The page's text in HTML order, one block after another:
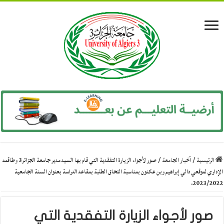
الرئيسية/أخبار الجامعة/
صور لأجواء الزيارة التفقدية التي قام بها السيد مدير جامعة الجزائر3 وطاقمه
الإداري لموقعي دالي إبراهيم وبن عكنون بمناسبة التحاق الطلبة بمقاعد الدراسة بعنوان السنة الجامعية
2023/2022.
صور لأجواء الزيارة التفقدية التي